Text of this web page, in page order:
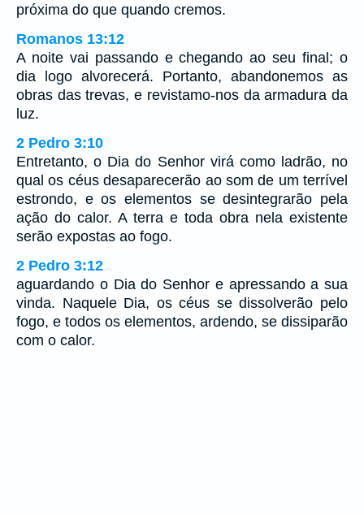
próxima do que quando cremos.
Romanos 13:12
A noite vai passando e chegando ao seu final; o
dia logo alvorecerá. Portanto, abandonemos as
obras das trevas, e revistamo-nos da armadura da
luz.
2 Pedro 3:10
Entretanto, o Dia do Senhor virá como ladrão, no
qual os céus desaparecerão ao som de um terrível
estrondo, e os elementos se desintegrarão pela
ação do calor. A terra e toda obra nela existente
serão expostas ao fogo.
2 Pedro 3:12
aguardando o Dia do Senhor e apressando a sua
vinda. Naquele Dia, os céus se dissolverão pelo
fogo, e todos os elementos, ardendo, se dissiparão
com o calor.